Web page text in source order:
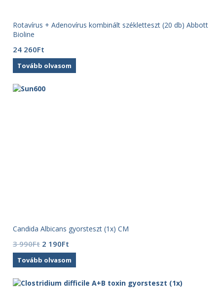
Rotavírus + Adenovírus kombinált székletteszt (20 db) Abbott
Bioline
24 260Ft
Tovább olvasom
Candida Albicans gyorsteszt (1x) CM
3 990Ft Original
price
was:
990Ft.
2 190Ft
price
is:
190Ft.
Tovább olvasom